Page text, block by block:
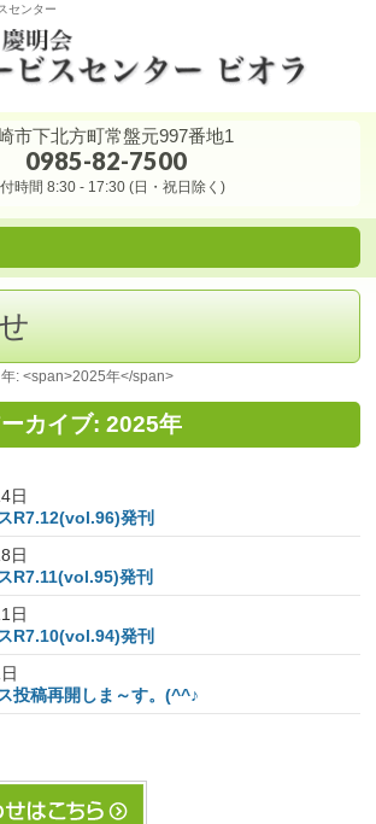
センター
市下北方町常盤元997番地1
0985-82-7500
時間 8:30 - 17:30 (日・祝日除く)
年: <span>2025年</span>
カイブ: 2025年
日
R7.12(vol.96)発刊
日
R7.11(vol.95)発刊
日
R7.10(vol.94)発刊
投稿再開しま～す。(^^♪